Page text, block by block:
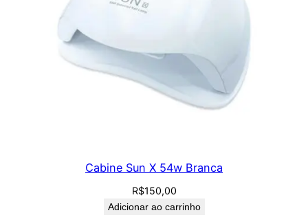
Cabine Sun X 54w Branca
R$150,00
Adicionar ao carrinho